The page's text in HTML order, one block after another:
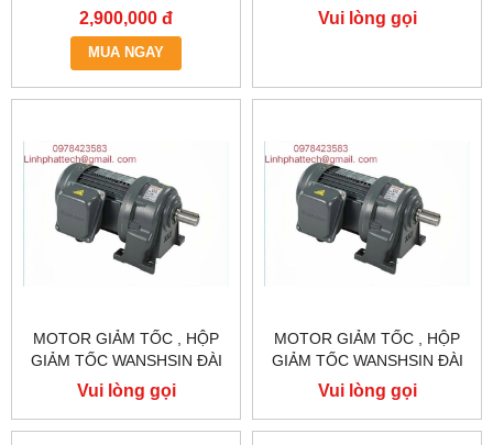
0.75KW, BIẾN TẦN KCLY
KOC600-R75GT3-B
2,900,000 đ
MUA NGAY
LOAN GH40-2200-3S /
2.2KW 2200W 3HP
Vui lòng gọi
MOTOR GIẢM TỐC , HỘP
GIẢM TỐC WANSHSIN ĐÀI
LOAN 1.5KW 1500W 2HP AC
BA PHA 220 V / 380V
Vui lòng gọi
MOTOR GIẢM TỐC , HỘP
GIẢM TỐC WANSHSIN ĐÀI
LOAN 1.5KW 1500W 2HP AC
BA PHA 220 V / 380V
Vui lòng gọi